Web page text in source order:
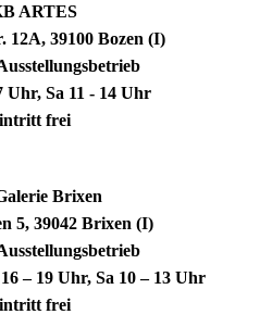
ARTES
12A, 39100 Bozen (I)
Uhr, Sa 11 - 14 Uhr
frei
Brixen
5, 39042 Brixen (I)
– 19 Uhr, Sa 10 – 13 Uhr
frei